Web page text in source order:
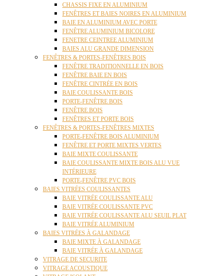
CHASSIS FIXE EN ALUMINIUM
FENÊTRES ET BAIES NOIRES EN ALUMINIUM
BAIE EN ALUMINIUM AVEC PORTE
FENÊTRE ALUMINIUM BICOLORE
FENETRE CEINTREE ALUMINIUM
BAIES ALU GRANDE DIMENSION
FENÊTRES & PORTES-FENÊTRES BOIS
FENÊTRE TRADITIONNELLE EN BOIS
FENÊTRE BAIE EN BOIS
FENÊTRE CINTRÉE EN BOIS
BAIE COULISSANTE BOIS
PORTE-FENÊTRE BOIS
FENÊTRE BOIS
FENÊTRES ET PORTE BOIS
FENÊTRES & PORTES-FENÊTRES MIXTES
PORTE-FENÊTRE BOIS ALUMINIUM
FENÊTRE ET PORTE MIXTES VERTES
BAIE MIXTE COULISSANTE
BAIE COULISSANTE MIXTE BOIS ALU VUE
INTÉRIEURE
PORTE-FENÊTRE PVC BOIS
BAIES VITRÉES COULISSANTES
BAIE VITRÉE COULISSANTE ALU
BAIE VITRÉE COULISSANTE PVC
BAIE VITRÉE COULISSANTE ALU SEUIL PLAT
BAIE VITRÉE ALUMINIUM
BAIES VITRÉES À GALANDAGE
BAIE MIXTE À GALANDAGE
BAIE VITRÉE À GALANDAGE
VITRAGE DE SECURITE
VITRAGE ACOUSTIQUE